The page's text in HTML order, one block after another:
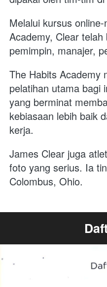
Melalui kursus
Academy, Clear
pemimpin, manajer,
The Habits Academy
pelatihan utama bagi
yang berminat
kebiasaan lebih baik
kerja.
James Clear juga
foto yang serius. Ia
Colombus, Ohio.